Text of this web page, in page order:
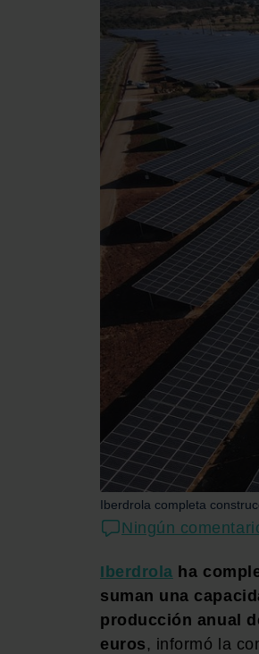
Iberdrola completa
Ningún
Iberdrola ha
suman una
producción anual
euros , informó la